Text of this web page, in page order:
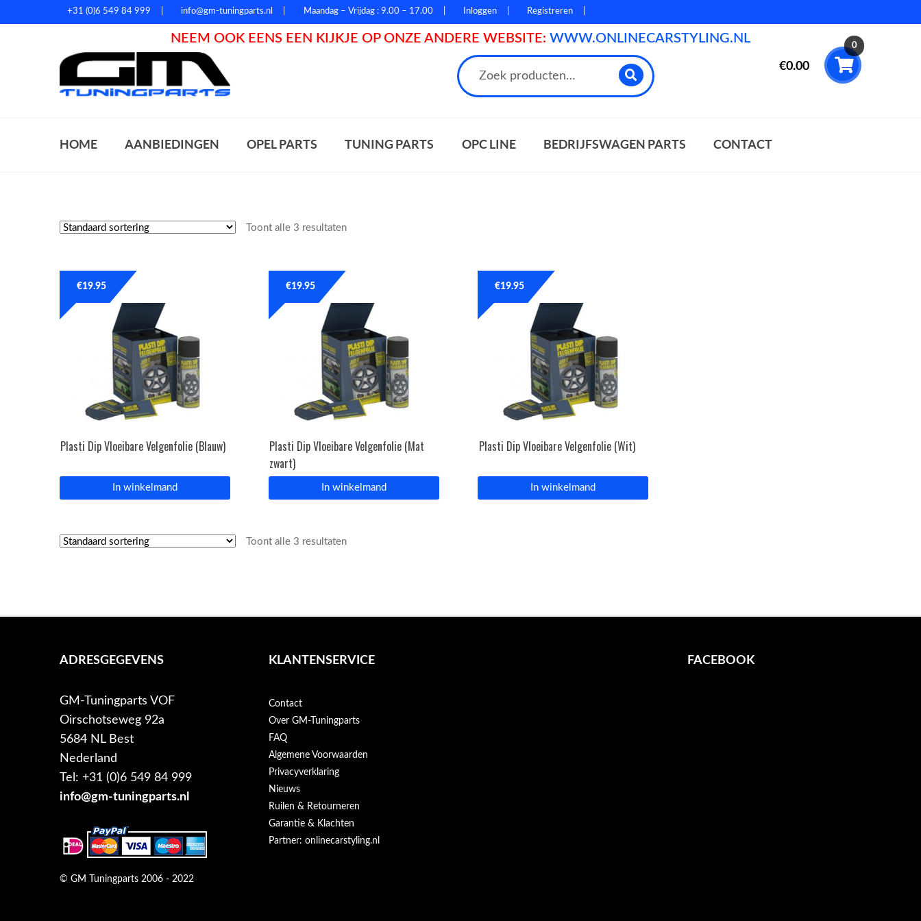
+31 (0)6 549 84 999 info@gm-tuningparts.nl Maandag – Vrijdag : 9.00 – 17.00 Inloggen Registreren
NEEM OOK EENS EEN KIJKJE OP ONZE ANDERE WEBSITE: WWW.ONLINECARSTYLING.NL
€0.00
0
HOME AANBIEDINGEN OPEL PARTS TUNING PARTS OPC LINE BEDRIJFSWAGEN PARTS CONTACT
Toont alle 3 resultaten
Plasti Dip Vloeibare Velgenfolie (Blauw)
€19.95
In winkelmand
Plasti Dip Vloeibare Velgenfolie (Mat
zwart)
€19.95
In winkelmand
Plasti Dip Vloeibare Velgenfolie (Wit)
€19.95
In winkelmand
Toont alle 3 resultaten
ADRESGEGEVENS
GM-Tuningparts VOF
Oirschotseweg 92a
5684 NL Best
Nederland
Tel: +31 (0)6 549 84 999
info@gm-tuningparts.nl
KLANTENSERVICE
Contact
Over GM-Tuningparts
FAQ
Algemene Voorwaarden
Privacyverklaring
Nieuws
Ruilen & Retourneren
Garantie & Klachten
Partner: onlinecarstyling.nl
FACEBOOK
© GM Tuningparts 2006 - 2022